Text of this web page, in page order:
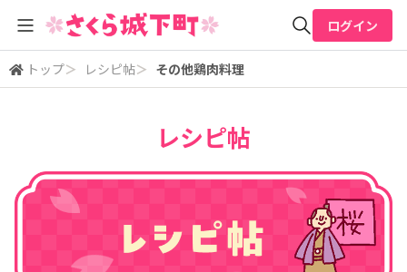
全体検索
ログイン
トップ＞ レシピ帖＞ その他鶏肉料理
レシピ帖